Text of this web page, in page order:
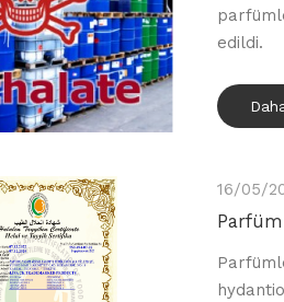
edildi.
16/05/